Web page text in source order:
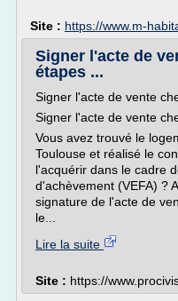
Site : https://www.m-
Signer l'acte de
étapes ...
Signer l'acte de vente
Signer l'acte de vente
Vous avez trouvé le
Toulouse et réalisé le
l'acquérir dans le cadre
d'achèvement (VEFA) ?
signature de l'acte de
le...
Lire la suite
Site : https://